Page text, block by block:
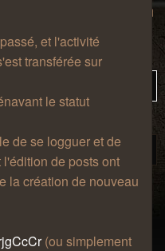
et l'activité
transférée sur
le statut
de se logguer et de
de posts ont
la création de nouveau
(ou simplement
vous connecter afin
des utilisateurs.
session